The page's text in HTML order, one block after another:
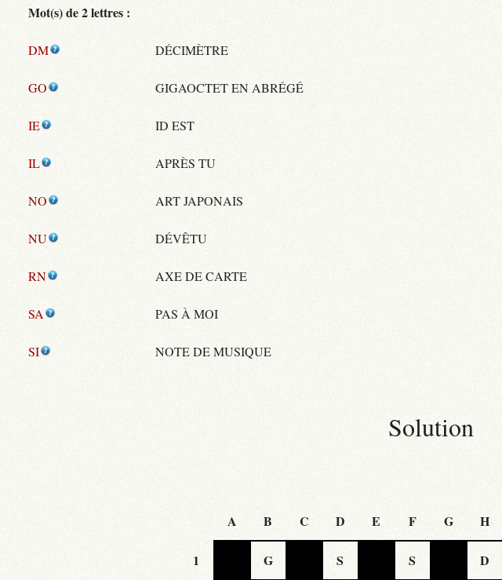
Mot(s) de 2 lettres :
DM DÉCIMÈTRE
GO GIGAOCTET EN ABRÉGÉ
IE ID EST
IL APRÈS TU
NO ART JAPONAIS
NU DÉVÊTU
RN AXE DE CARTE
SA PAS À MOI
SI NOTE DE MUSIQUE
Solution
A B C D E F G H
1 G S S D